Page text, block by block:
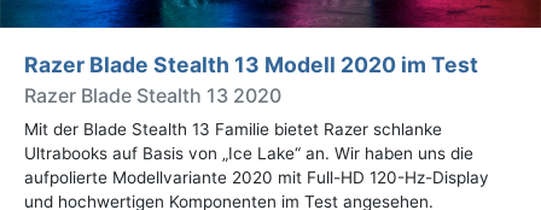
Razer Blade Stealth 13 Modell 2020 im Test
Razer Blade Stealth 13 2020
Mit der Blade Stealth 13 Familie bietet Razer schlanke
Ultrabooks auf Basis von „Ice Lake“ an. Wir haben uns die
aufpolierte Modellvariante 2020 mit Full-HD 120-Hz-Display
und hochwertigen Komponenten im Test angesehen.